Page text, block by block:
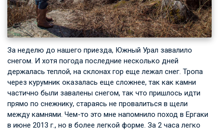
За неделю до нашего приезда, Южный Урал завалило
снегом. И хотя погода последние несколько дней
держалась теплой, на склонах гор еще лежал снег. Тропа
через курумник оказалась еще сложнее, так как камни
частично были завалены снегом, так что пришлось идти
прямо по снежнику, стараясь не провалиться в щели
между камнями. Чем-то это мне напомнило поход в Ергаки
в июне 2013 г., но в более легкой форме. За 2 часа легко